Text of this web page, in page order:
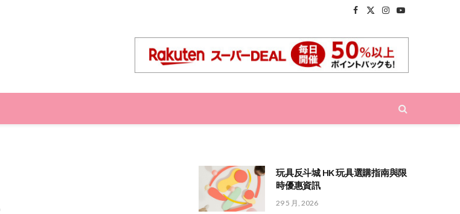
Facebook
X
Instagram
YouTube
玩具反斗城 HK 玩具選購指南與限
時優惠資訊
29 5 月, 2026